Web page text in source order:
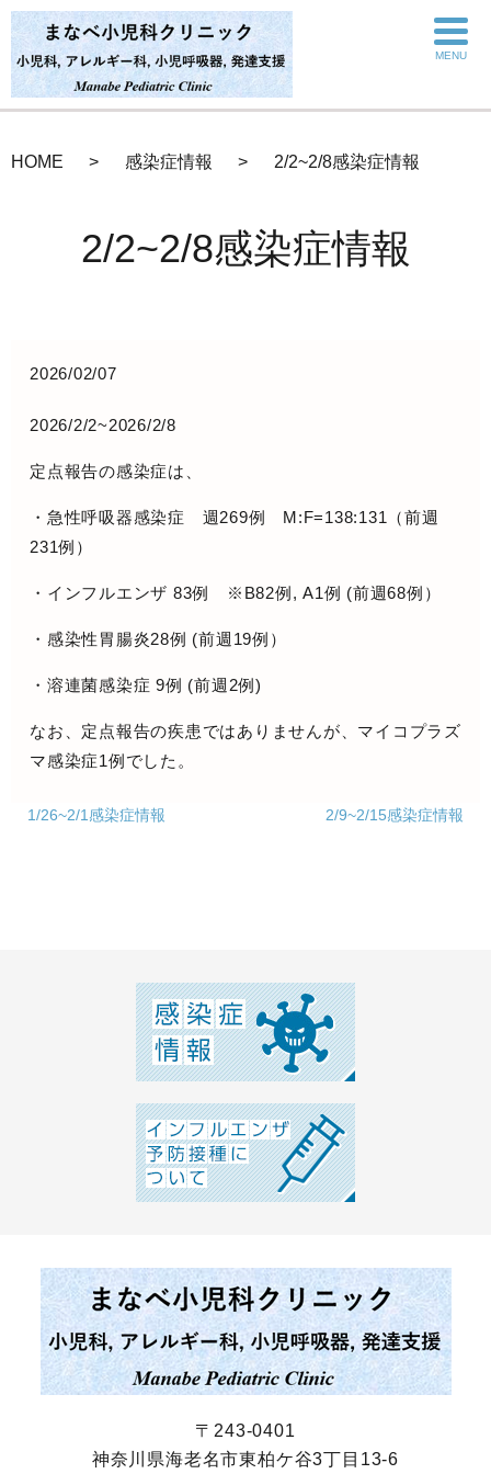
MENU
HOME 感染症情報 2/2~2/8感染症情報
2/2~2/8感染症情報
2026/02/07
2026/2/2~2026/2/8
定点報告の感染症は、
・急性呼吸器感染症 週269例 M:F=138:131（前週
231例）
・インフルエンザ 83例 ※B82例, A1例 (前週68例）
・感染性胃腸炎28例 (前週19例）
・溶連菌感染症 9例 (前週2例)
なお、定点報告の疾患ではありませんが、 マイコプラズ
マ感染症1例でした。
1/26~2/1感染症情報 2/9~2/15感染症情報
〒243-0401
神奈川県海老名市東柏ケ谷3丁目13-6